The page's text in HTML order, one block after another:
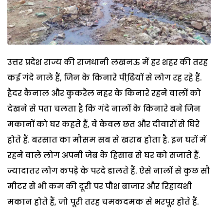
उत्तर प्रदेश राज्य की राजधानी लखनऊ में हर शहर की तरह
कई गंदे नाले हैं, जिन के किनारे पीढि़यों से लोग रह रहे हैं.
हैदर कैनाल और कुकरैल नहर के किनारे रहने वालों को
देखने से पता चलता है कि गंदे नालों के किनारे बने जिन
मकानों को घर कहते हैं, वे केवल छत और दीवारों से घिरे
होते हैं. बरसात का मौसम सब से खराब होता है. इन घरों में
रहने वाले लोग अपनी जेब के हिसाब से घर को सजाते हैं.
ज्यादातर लोग कपड़े के परदे डालते हैं. ऐसे नालों से कुछ सौ
मीटर से भी कम की दूरी पर पौश बाजार और रिहायशी
मकान होते हैं, जो पूरी तरह चमकदमक से भरपूर होते हैं.